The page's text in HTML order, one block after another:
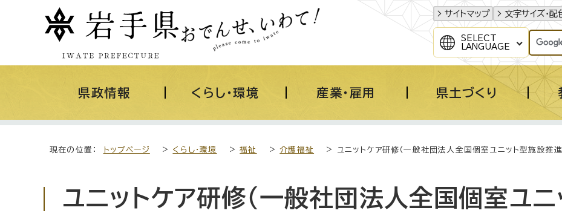
サイトマップ 文字サイズ・配
SELECT
LANGUAGE
県政情報 くらし・環境 産業・雇用 県土づくり
現在の位置： トップページ > くらし・環境 >福祉 >介護福祉 > ユニットケア研修（一般社団法人全国個室ユニット型施設推進
ユニットケア研修（一般社団法人全国個室ユニ